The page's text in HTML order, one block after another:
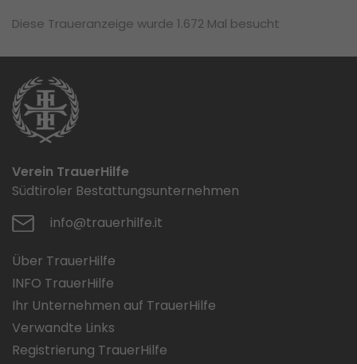
Diese Traueranzeige wurde 1.672 Mal besucht
Verein TrauerHilfe
Südtiroler Bestattungsunternehmen
info@trauerhilfe.it
Über TrauerHilfe
INFO TrauerHilfe
Ihr Unternehmen auf TrauerHilfe
Verwandte Links
Registrierung TrauerHilfe